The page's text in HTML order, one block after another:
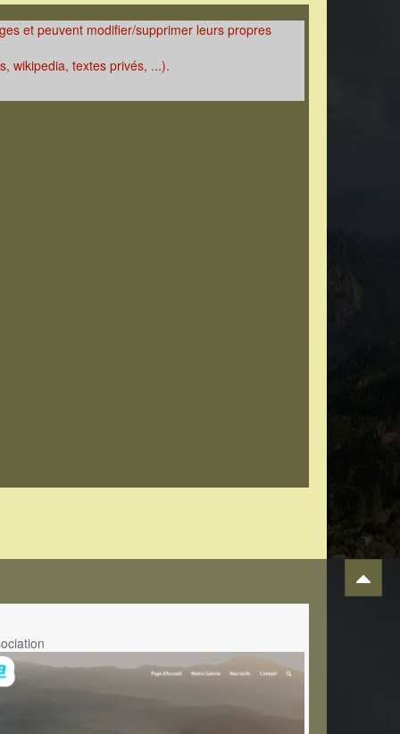
et peuvent modifier/supprimer leurs propres
wikipedia, textes privés, ...).